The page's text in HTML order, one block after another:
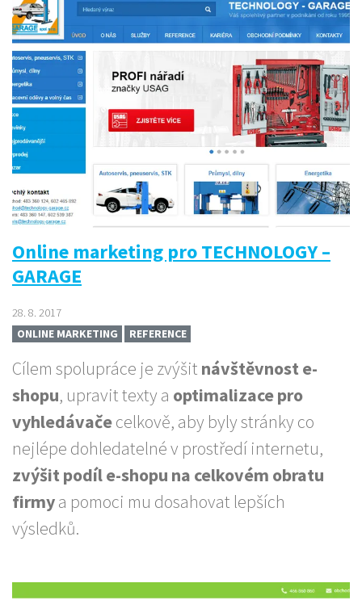
Online marketing pro TECHNOLOGY –
GARAGE
28. 8. 2017
ONLINE MARKETING
REFERENCE
Cílem spolupráce je zvýšit návštěvnost e-
shopu, upravit texty a optimalizace pro
vyhledávačecelkově, aby byly stránky co
nejlépe dohledatelné v prostředí internetu,
zvýšit podíl e-shopu na celkovém obratu
firmya pomoci mu dosahovat lepších
výsledků.